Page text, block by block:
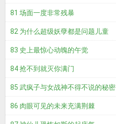
81 场面一度非常残暴
82 为什么超级妖孽都是问题儿童
83 史上最惊心动魄的午觉
84 抢不到就灭你满门
85 武疯子与女战神不得不说的秘密
86 肉眼可见的未来充满荆棘